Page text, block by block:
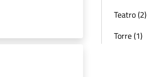
Teatro (2)
Torre (1)